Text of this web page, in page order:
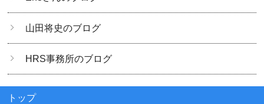
山田将史のブログ
HRS事務所のブログ
トップ